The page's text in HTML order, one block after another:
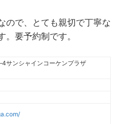
ので、とても親切で丁寧な
。要予約制です。
サンシャインコーケンプラザ